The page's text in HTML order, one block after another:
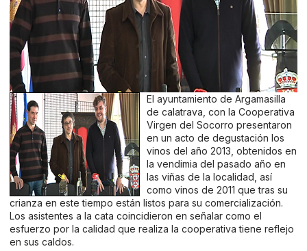
El ayuntamiento de Argamasilla
de calatrava, con la Cooperativa
Virgen del Socorro presentaron
en un acto de degustación los
vinos del año 2013, obtenidos en
la vendimia del pasado año en
las viñas de la localidad, así
como vinos de 2011 que tras su
crianza en este tiempo están listos para su comercialización.
Los asistentes a la cata coincidieron en señalar como el
esfuerzo por la calidad que realiza la cooperativa tiene reflejo
en sus caldos.